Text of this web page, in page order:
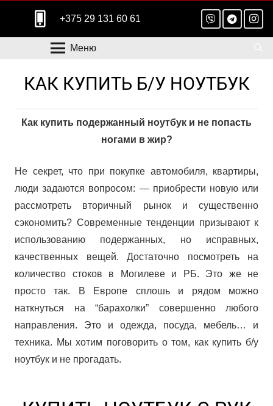
+375 29 131 60 61
Меню
КАК КУПИТЬ Б/У НОУТБУК
Как купить подержанный ноутбук и не попасть
ногами в жир?
Не секрет, что при покупке автомобиля, квартиры,
люди задаются вопросом: — приобрести новую или
рассмотреть вторичный рынок и существенно
сэкономить? Современные тенденции призывают к
использованию подержанных, но исправных,
качественных вещей. Достаточно посмотреть на
количество стоков в Могилеве и РБ. Это же не
просто так. В Европе сплошь и рядом можно
наткнуться на “барахолки” совершенно любого
направления. Это и одежда, посуда, мебель… и
техника. Мы хотим поговорить о том, как купить б/у
ноутбук и не прогадать.